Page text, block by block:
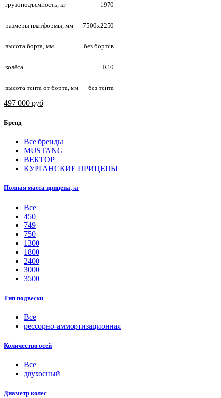
грузоподъемность, кг 1970
размеры платформы, мм 7500х2250
высота борта, мм без бортов
колёса R10
высота тента от борта, мм без тента
497 000 руб
Бренд
Все бренды
MUSTANG
ВЕКТОР
КУРГАНСКИЕ ПРИЦЕПЫ
Полная масса прицепа, кг
Все
450
749
750
1300
1800
2400
3000
3500
Тип подвески
Все
рессорно-аммортизационная
Количество осей
Все
двухосный
Диаметр колес